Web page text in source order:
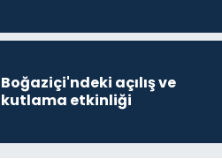
Boğaziçi'ndeki açılış ve
kutlama etkinliği